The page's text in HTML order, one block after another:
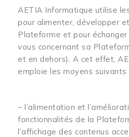
AETIA Informatique utilise
pour alimenter, développer
Plateforme et pour
vous concernant sa
et en dehors). A cet effet,
emploie les moyens suivants
– l’alimentation et
fonctionnalités de la
l’affichage des contenus